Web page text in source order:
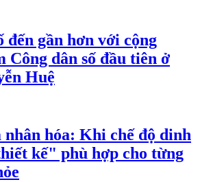
đến gần hơn với cộng
Công dân số đầu tiên ở
Huệ
nhân hóa: Khi chế độ dinh
kế" phù hợp cho từng